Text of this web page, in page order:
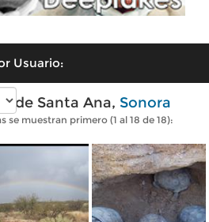
Usuario:
de Santa Ana, Sonora
se muestran primero (1 al 18 de 18):